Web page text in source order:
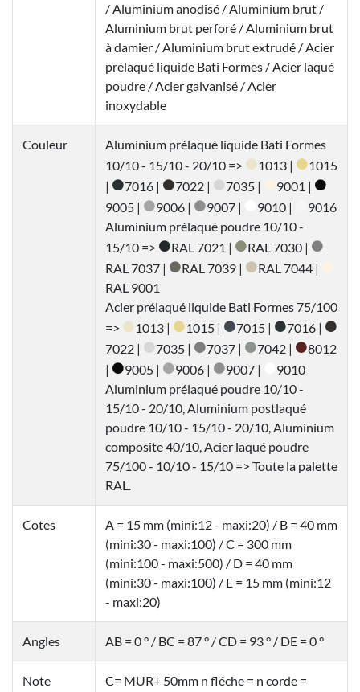
/ Aluminium anodisé / Aluminium brut /
Aluminium brut perforé / Aluminium brut
à damier / Aluminium brut extrudé / Acier
prélaqué liquide Bati Formes / Acier laqué
poudre / Acier galvanisé / Acier
inoxydable
Couleur
Aluminium prélaqué liquide Bati Formes
10/10 - 15/10 - 20/10 =>
1013 |
1015
|
7016 | 7022 | 7035 |
9001 |
9005 |
9006 | 9007 | 9010 |
9016
Aluminium prélaqué poudre 10/10 -
15/10 =>
RAL 7021 |
RAL 7030 |
RAL 7037 |
RAL 7039 |
RAL 7044 |
RAL 9001
Acier prélaqué liquide Bati Formes 75/100
=>
1013 | 1015 | 7015 |
7016 |
7022 |
7035 | 7037 | 7042 |
8012
|
9005 | 9006 | 9007 |
9010
Aluminium prélaqué poudre 10/10 -
15/10 - 20/10, Aluminium postlaqué
poudre 10/10 - 15/10 - 20/10, Aluminium
composite 40/10, Acier laqué poudre
75/100 - 10/10 - 15/10 => Toute la palette
RAL.
Cotes
A = 15 mm (mini:12 - maxi:20) / B = 40 mm
(mini:30 - maxi:100) / C = 300 mm
(mini:100 - maxi:500) / D = 40 mm
(mini:30 - maxi:100) / E = 15 mm (mini:12
- maxi:20)
Angles AB = 0 ° / BC = 87 ° / CD = 93 ° / DE = 0 °
Note C= MUR+ 50mm n fléche = n corde =